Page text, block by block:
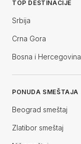
TOP DESTINACIJE
Srbija
Crna Gora
Bosna i Hercegovina
PONUDA SMEŠTAJA
Beograd smeštaj
Zlatibor smeštaj